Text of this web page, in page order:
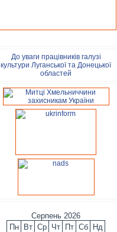
До уваги працівників галузі
культури Луганської та Донецької
областей
Серпень 2026
Пн
Вт Ср Чт Пт Сб
Нд